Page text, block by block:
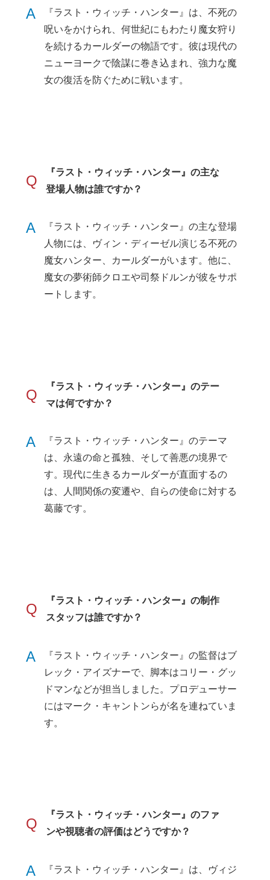
A
『ラスト・ウィッチ・ハンター』は、不死の
呪いをかけられ、何世紀にもわたり魔女狩り
を続けるカールダーの物語です。彼は現代の
ニューヨークで陰謀に巻き込まれ、強力な魔
女の復活を防ぐために戦います。
Q
『ラスト・ウィッチ・ハンター』の主な
登場人物は誰ですか？
A
『ラスト・ウィッチ・ハンター』の主な登場
人物には、ヴィン・ディーゼル演じる不死の
魔女ハンター、カールダーがいます。他に、
魔女の夢術師クロエや司祭ドルンが彼をサポ
ートします。
Q
『ラスト・ウィッチ・ハンター』のテー
マは何ですか？
A
『ラスト・ウィッチ・ハンター』のテーマ
は、永遠の命と孤独、そして善悪の境界で
す。現代に生きるカールダーが直面するの
は、人間関係の変遷や、自らの使命に対する
葛藤です。
Q
『ラスト・ウィッチ・ハンター』の制作
スタッフは誰ですか？
A
『ラスト・ウィッチ・ハンター』の監督はブ
レック・アイズナーで、脚本はコリー・グッ
ドマンなどが担当しました。プロデューサー
にはマーク・キャントンらが名を連ねていま
す。
Q
『ラスト・ウィッチ・ハンター』のファ
ンや視聴者の評価はどうですか？
A 『ラスト・ウィッチ・ハンター』は、ヴィジ